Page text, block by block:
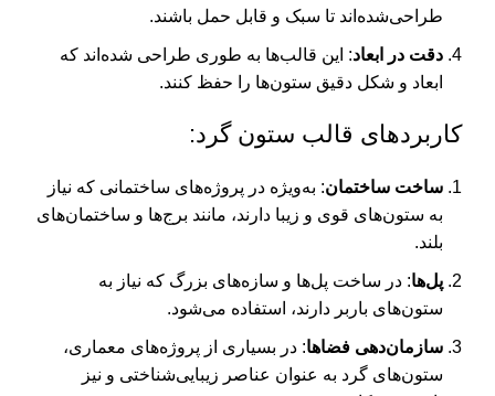
طراحی‌شده‌اند تا سبک و قابل حمل باشند.
دقت در ابعاد: این قالب‌ها به طوری طراحی شده‌اند که
ابعاد و شکل دقیق ستون‌ها را حفظ کنند.
کاربردهای قالب ستون گرد:
ساخت ساختمان: به‌ویژه در پروژه‌های ساختمانی که نیاز
به ستون‌های قوی و زیبا دارند، مانند برج‌ها و ساختمان‌های
بلند.
پل‌ها: در ساخت پل‌ها و سازه‌های بزرگ که نیاز به
ستون‌های باربر دارند، استفاده می‌شود.
سازمان‌دهی فضاها: در بسیاری از پروژه‌های معماری،
ستون‌های گرد به عنوان عناصر زیبایی‌شناختی و نیز